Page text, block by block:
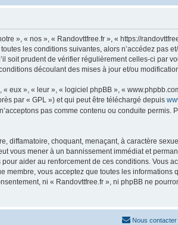
», « nos », « Randovttfree.fr », « https://
les conditions suivantes, alors n’accédez pas
soit prudent de vérifier régulièrement celles-ci par
découlant des mises à jour et/ou
eux », « leur », « logiciel phpBB », «
par « GPL ») et qui peut être téléchargé depuis
pas comme contenu ou conduite
diffamatoire, choquant, menaçant, à caractère
vous mener à un bannissement immédiat et
aider au renforcement de ces conditions. Vous
membre, vous acceptez que toutes les
ni « Randovttfree.fr », ni phpBB ne
Nous contacter